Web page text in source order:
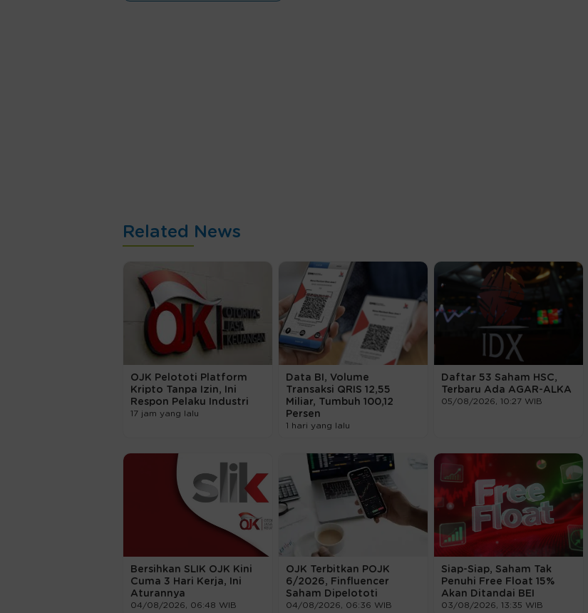
Related News
OJK Pelototi Platform
Kripto Tanpa Izin, Ini
Respon Pelaku Industri
17 jam yang lalu
Data BI, Volume
Transaksi QRIS 12,55
Miliar, Tumbuh 100,12
Persen
1 hari yang lalu
Daftar 53 Saham HSC,
Terbaru Ada AGAR-ALKA
05/08/2026, 10:27 WIB
Bersihkan SLIK OJK Kini
Cuma 3 Hari Kerja, Ini
Aturannya
04/08/2026, 06:48 WIB
OJK Terbitkan POJK
6/2026, Finfluencer
Saham Dipelototi
04/08/2026, 06:36 WIB
Siap-Siap, Saham Tak
Penuhi Free Float 15%
Akan Ditandai BEI
03/08/2026, 13:35 WIB